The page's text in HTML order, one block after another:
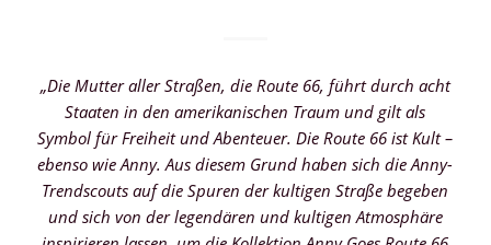
„Die Mutter aller Straßen, die Route 66, führt durch acht
Staaten in den amerikanischen Traum und gilt als
Symbol für Freiheit und Abenteuer. Die Route 66 ist Kult –
ebenso wie Anny. Aus diesem Grund haben sich die Anny-
Trendscouts auf die Spuren der kultigen Straße begeben
und sich von der legendären und kultigen Atmosphäre